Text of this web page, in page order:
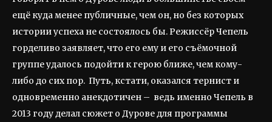
ещё куда менее публичные, чем он, но без которых
истории успеха не состоялось бы. Режиссёр Чепель
горделиво заявляет, что его ему и его съёмочной
группе удалось подойти к герою ближе, чем кому-
либо до сих пор. Путь, кстати, оказался тернист и
одновременно анекдотичен – ведь именно Чепель в
2013 году делал сюжет о Дурове для программы